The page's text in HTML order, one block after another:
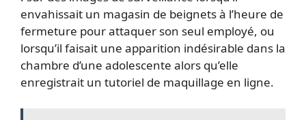
envahissait un magasin de beignets à l’heure de
fermeture pour attaquer son seul employé, ou
lorsqu’il faisait une apparition indésirable dans la
chambre d’une adolescente alors qu’elle
enregistrait un tutoriel de maquillage en ligne.